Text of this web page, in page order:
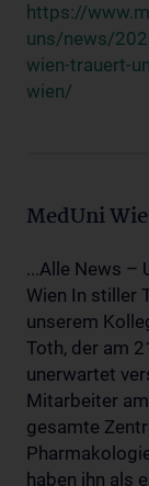
https://
uns/news/
wien-trauert-
wien/
MedUni
...Alle News –
Wien In stiller
unserem
Toth, der am
unerwartet
Mitarbeiter
gesamte
haben ihn als